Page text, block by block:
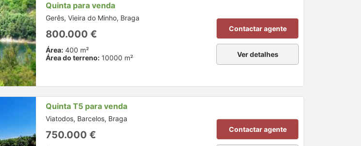
Quinta para venda
Gerês, Vieira do Minho, Braga
800.000 €
Área: 400 m²
Área do terreno: 10000 m²
Contactar agente
Ver detalhes
Quinta T5 para venda
Viatodos, Barcelos, Braga
750.000 € Contactar agente